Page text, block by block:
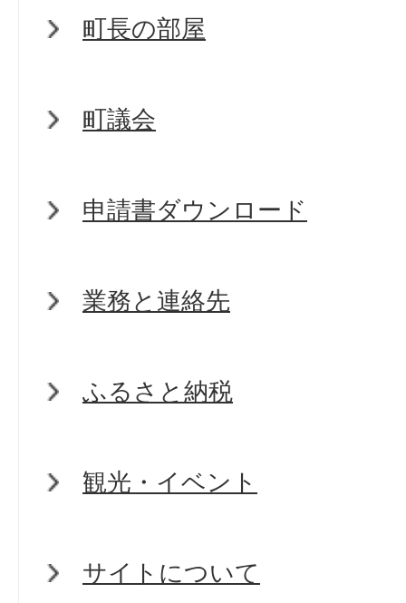
町長の部屋
町議会
申請書ダウンロード
業務と連絡先
ふるさと納税
観光・イベント
サイトについて